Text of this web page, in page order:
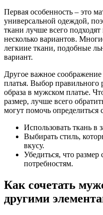
Первая особенность – это
универсальной одеждой,
ткани лучше всего
несколько вариантов.
легкиие ткани, подобные
вариант.
Другое важное
платья. Выбор правильного
образа в мужском платье.
размер, лучше всего
могут помочь определиться
Использовать ткань в
Выбирать стиль,
вкусу.
Убедиться, что размер
потребностям.
Как сочетать
другими